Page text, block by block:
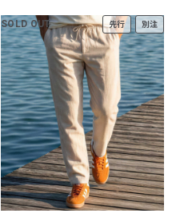
SOLD OUT 先行 別注